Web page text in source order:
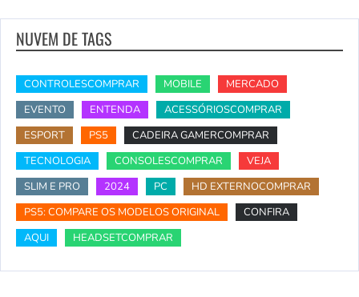
NUVEM DE TAGS
CONTROLESCOMPRAR MOBILE
MERCADO
EVENTO
ENTENDA
ACESSÓRIOSCOMPRAR
ESPORT
PS5
CADEIRA GAMERCOMPRAR
TECNOLOGIA
CONSOLESCOMPRAR
VEJA
SLIM E PRO
2024 PC
HD EXTERNOCOMPRAR
PS5: COMPARE OS MODELOS ORIGINAL
CONFIRA
AQUI
HEADSETCOMPRAR